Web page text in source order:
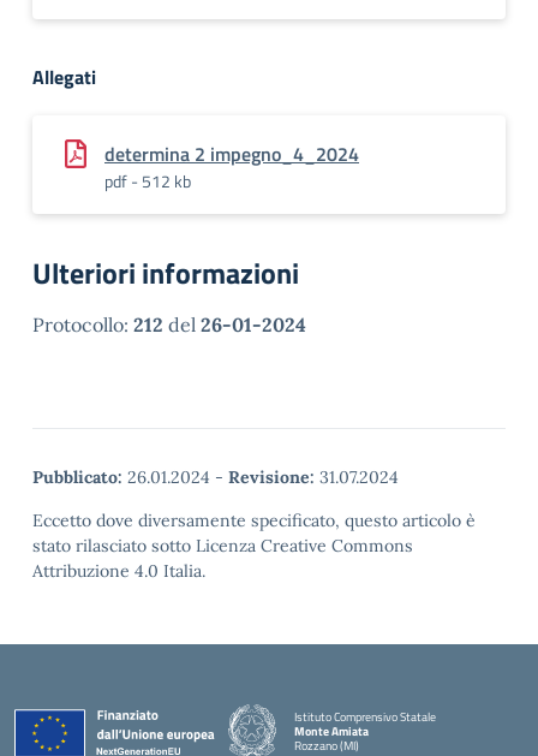
Allegati
determina 2 impegno_4_2024
pdf - 512 kb
Ulteriori informazioni
Protocollo: 212 del 26-01-2024
Pubblicato: 26.01.2024 - Revisione: 31.07.2024
Eccetto dove diversamente specificato, questo articolo è
stato rilasciato sotto Licenza Creative Commons
Attribuzione 4.0 Italia.
Istituto Comprensivo Statale
Monte Amiata
Rozzano (MI)